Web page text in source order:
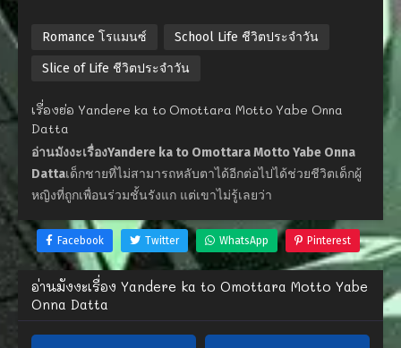
Romance โรแมนซ์ School Life ชีวิตประจำวัน
Slice of Life ชีวิตประจำวัน
เรื่องย่อ Yandere ka to Omottara Motto Yabe Onna
Datta
อ่านมังงะเรื่องYandere ka to Omottara Motto Yabe Onna
Dattaเด็กชายที่ไม่สามารถหลับตาได้อีกต่อไปได้ช่วยชีวิตเด็กผู้
หญิงที่ถูกเพื่อนร่วมชั้นรังแก แต่เขาไม่รู้เลยว่า
Facebook Twitter WhatsApp Pinterest
อ่านมังงะเรื่อง Yandere ka to Omottara Motto Yabe
Onna Datta